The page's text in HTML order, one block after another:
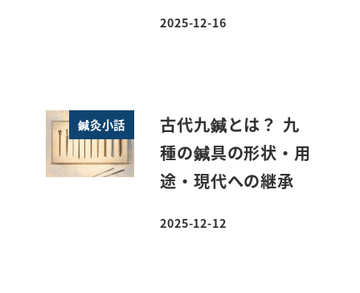
投稿日
2025-12-16
鍼灸小話
古代九鍼とは？ 九
種の鍼具の形状・用
途・現代への継承
投稿日
2025-12-12